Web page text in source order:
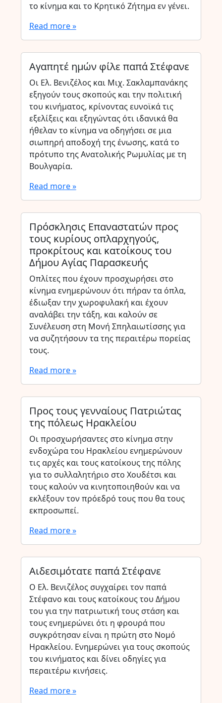
το κίνημα και το Κρητικό Ζήτημα εν γένει.
Read more »
Αγαπητέ ημών φίλε παπά Στέφανε
Οι Ελ. Βενιζέλος και Μιχ. Σακλαμπανάκης
εξηγούν τους σκοπούς και την πολιτική
του κινήματος, κρίνοντας ευνοϊκά τις
εξελίξεις και εξηγώντας ότι ιδανικά θα
ήθελαν το κίνημα να οδηγήσει σε μια
σιωπηρή αποδοχή της ένωσης, κατά το
πρότυπο της Ανατολικής Ρωμυλίας με τη
Βουλγαρία.
Read more »
Πρόσκλησις Επαναστατών προς
τους κυρίους οπλαρχηγούς,
προκρίτους και κατοίκους του
Δήμου Αγίας Παρασκευής
Οπλίτες που έχουν προσχωρήσει στο
κίνημα ενημερώνουν ότι πήραν τα όπλα,
έδιωξαν την χωροφυλακή και έχουν
αναλάβει την τάξη, και καλούν σε
Συνέλευση στη Μονή Σπηλαιωτίσσης για
να συζητήσουν τα της περαιτέρω πορείας
τους.
Read more »
Προς τους γενναίους Πατριώτας
της πόλεως Ηρακλείου
Οι προσχωρήσαντες στο κίνημα στην
ενδοχώρα του Ηρακλείου ενημερώνουν
τις αρχές και τους κατοίκους της πόλης
για το συλλαλητήριο στο Χουδέτσι και
τους καλούν να κινητοποιηθούν και να
εκλέξουν τον πρόεδρό τους που θα τους
εκπροσωπεί.
Read more »
Αιδεσιμότατε παπά Στέφανε
Ο Ελ. Βενιζέλος συγχαίρει τον παπά
Στέφανο και τους κατοίκους του Δήμου
του για την πατριωτική τους στάση και
τους ενημερώνει ότι η φρουρά που
συγκρότησαν είναι η πρώτη στο Νομό
Ηρακλείου. Ενημερώνει για τους σκοπούς
του κινήματος και δίνει οδηγίες για
περαιτέρω κινήσεις.
Read more »